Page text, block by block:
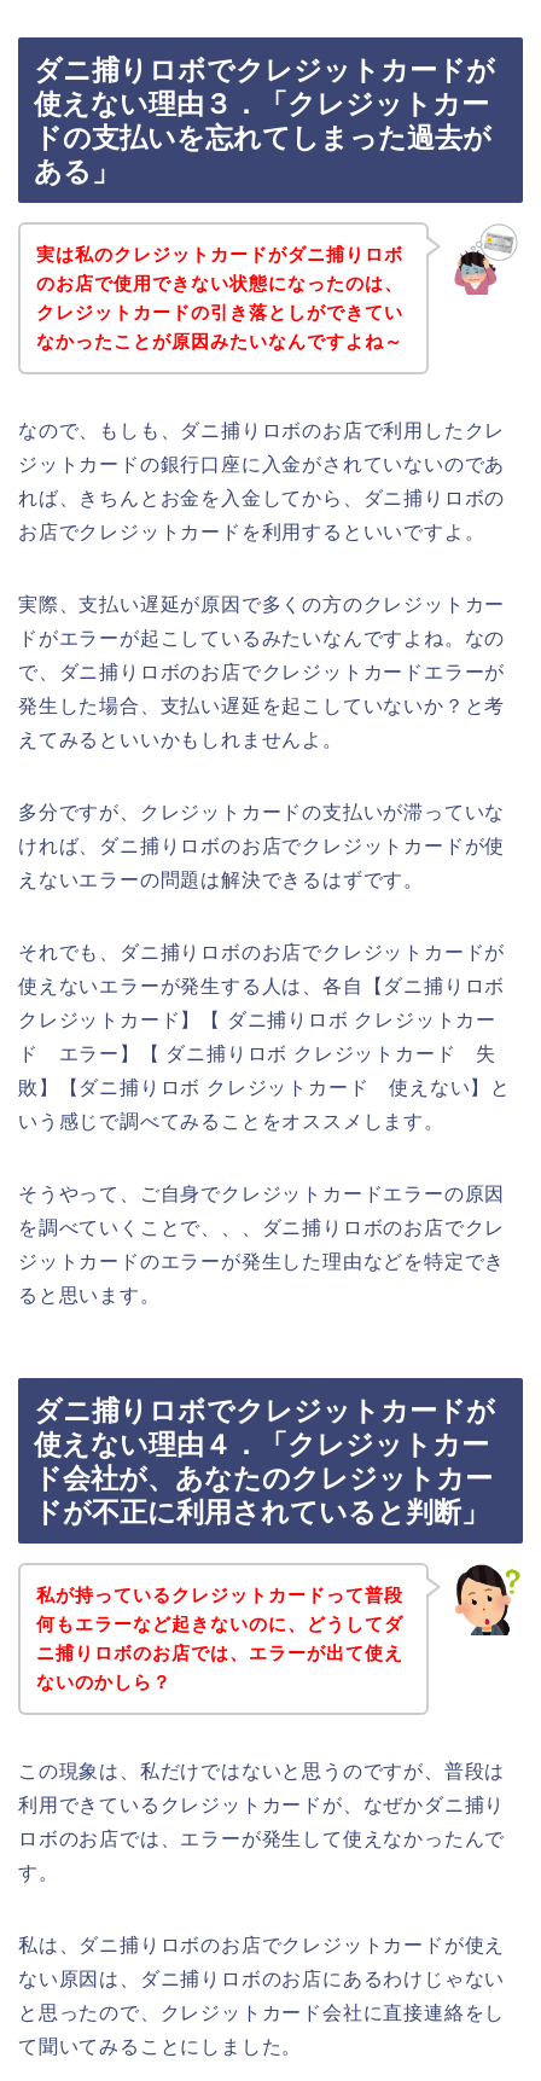
ダニ捕りロボでクレジットカードが
使えない理由３．「クレジットカー
ドの支払いを忘れてしまった過去が
ある」
実は私のクレジットカードがダニ捕りロボ
のお店で使用できない状態になったのは、
クレジットカードの引き落としができてい
なかったことが原因みたいなんですよね～
なので、もしも、ダニ捕りロボのお店で利用したクレ
ジットカードの銀行口座に入金がされていないのであ
れば、きちんとお金を入金してから、ダニ捕りロボの
お店でクレジットカードを利用するといいですよ。
実際、支払い遅延が原因で多くの方のクレジットカー
ドがエラーが起こしているみたいなんですよね。なの
で、ダニ捕りロボのお店でクレジットカードエラーが
発生した場合、支払い遅延を起こしていないか？と考
えてみるといいかもしれませんよ。
多分ですが、クレジットカードの支払いが滞っていな
ければ、ダニ捕りロボのお店でクレジットカードが使
えないエラーの問題は解決できるはずです。
それでも、ダニ捕りロボのお店でクレジットカードが
使えないエラーが発生する人は、各自【ダニ捕りロボ
クレジットカード】【 ダニ捕りロボ クレジットカー
ド エラー】【 ダニ捕りロボ クレジットカード 失
敗】【ダニ捕りロボ クレジットカード 使えない】と
いう感じで調べてみることをオススメします。
そうやって、ご自身でクレジットカードエラーの原因
を調べていくことで、、、ダニ捕りロボのお店でクレ
ジットカードのエラーが発生した理由などを特定でき
ると思います。
ダニ捕りロボでクレジットカードが
使えない理由４．「クレジットカー
ド会社が、あなたのクレジットカー
ドが不正に利用されていると判断」
私が持っているクレジットカードって普段
何もエラーなど起きないのに、どうしてダ
ニ捕りロボのお店では、エラーが出て使え
ないのかしら？
この現象は、私だけではないと思うのですが、普段は
利用できているクレジットカードが、なぜかダニ捕り
ロボのお店では、エラーが発生して使えなかったんで
す。
私は、ダニ捕りロボのお店でクレジットカードが使え
ない原因は、ダニ捕りロボのお店にあるわけじゃない
と思ったので、クレジットカード会社に直接連絡をし
て聞いてみることにしました。